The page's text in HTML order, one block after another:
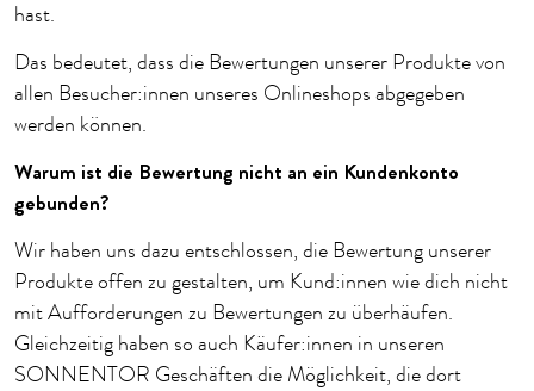
hast.
Das bedeutet, dass die Bewertungen unserer Produkte von
allen Besucher:innen unseres Onlineshops abgegeben
werden können.
Warum ist die Bewertung nicht an ein Kundenkonto
gebunden?
Wir haben uns dazu entschlossen, die Bewertung unserer
Produkte offen zu gestalten, um Kund:innen wie dich nicht
mit Aufforderungen zu Bewertungen zu überhäufen.
Gleichzeitig haben so auch Käufer:innen in unseren
SONNENTOR Geschäften die Möglichkeit, die dort